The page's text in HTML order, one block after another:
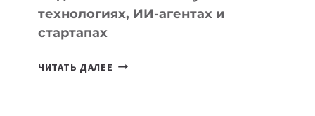
технологиях, ИИ-агентах и
стартапах
ЧИТАТЬ ДАЛЕЕ ПОДКАСТЫ